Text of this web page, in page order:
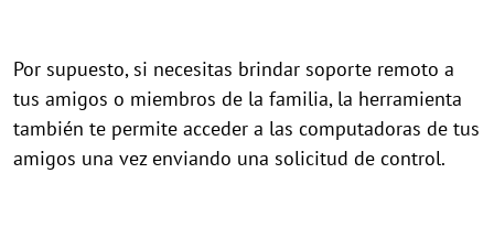
Por supuesto, si necesitas brindar soporte remoto a
tus amigos o miembros de la familia, la herramienta
también te permite acceder a las computadoras de tus
amigos una vez enviando una solicitud de control.